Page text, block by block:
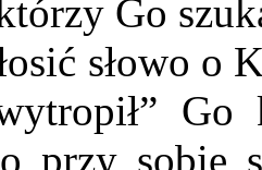
Go
słowo o
Go
przy sobie